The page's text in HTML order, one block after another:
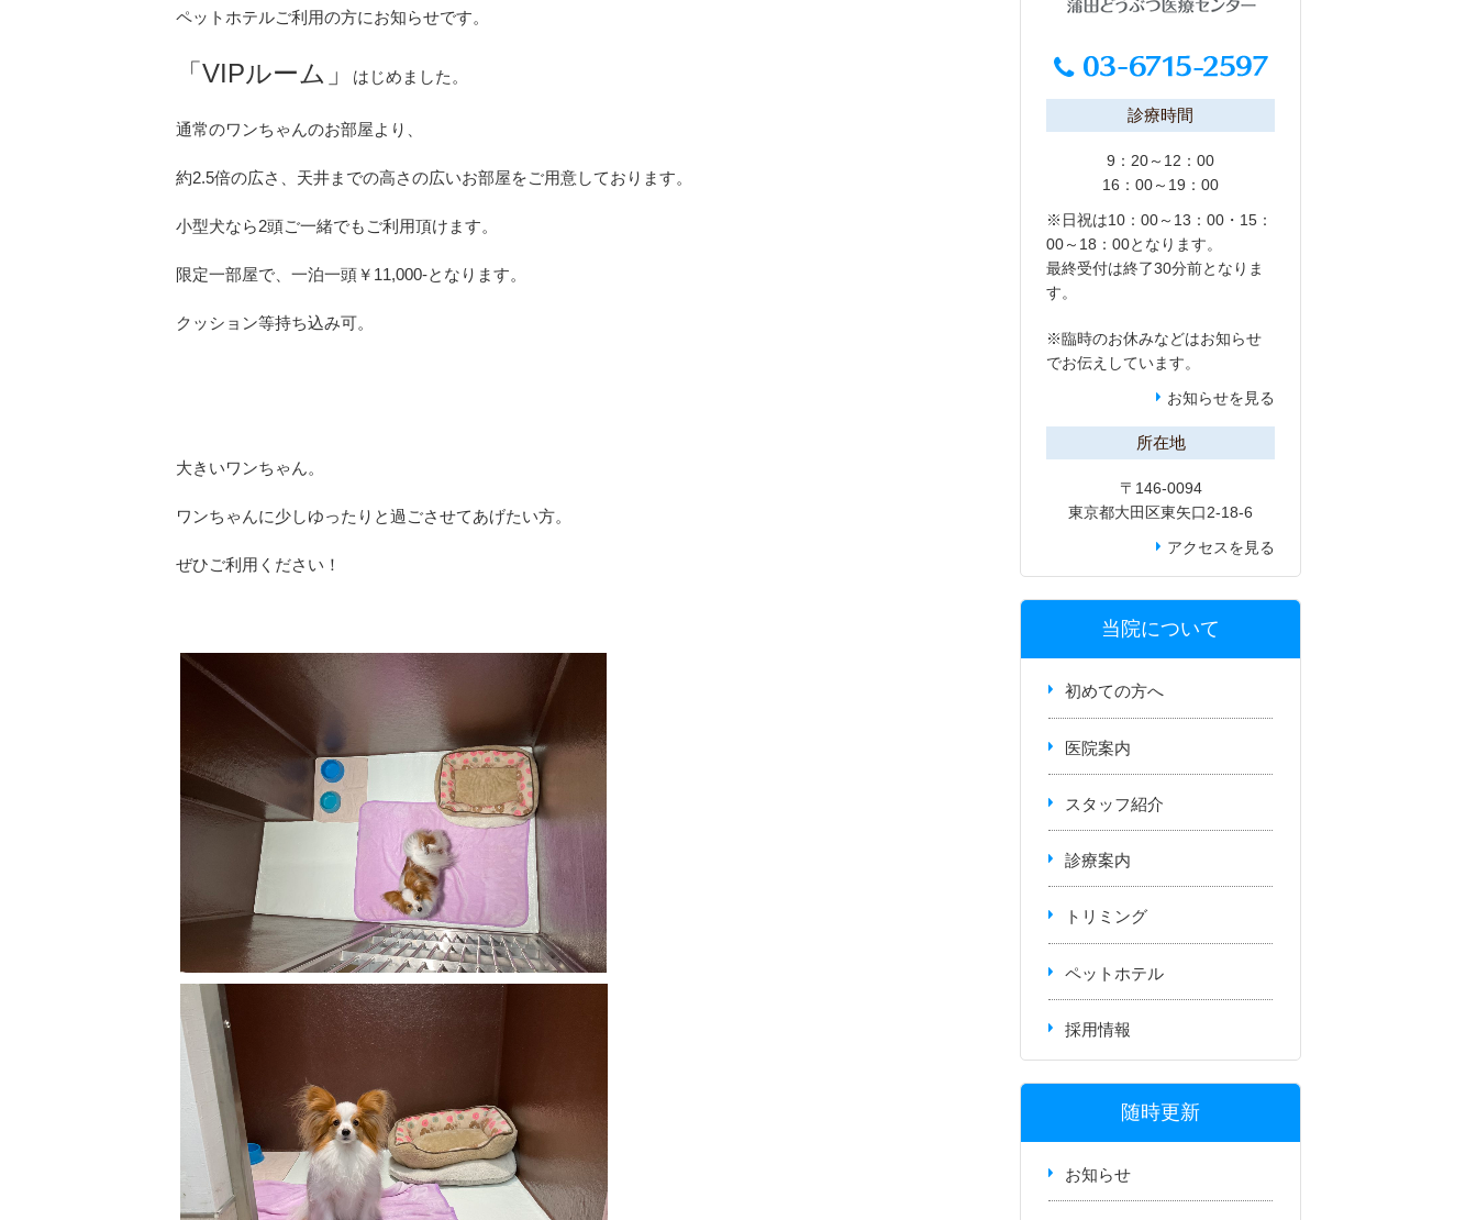
ペットホテルご利用の方にお知らせです。
「VIPルーム」 はじめました。
通常のワンちゃんのお部屋より、
約2.5倍の広さ、天井までの高さの広いお部屋をご用意しております。
小型犬なら2頭ご一緒でもご利用頂けます。
限定一部屋で、一泊一頭￥11,000‐となります。
クッション等持ち込み可。
大きいワンちゃん。
ワンちゃんに少しゆったりと過ごさせてあげたい方。
ぜひご利用ください！
診療時間
9：20～12：00
16：00～19：00
※日祝は10：00～13：00・15：
00～18：00となります。
最終受付は終了30分前となりま
す。
※臨時のお休みなどはお知らせ
でお伝えしています。
お知らせを見る
所在地
〒146-0094
東京都大田区東矢口2-18-6
アクセスを見る
当院について
初めての方へ
医院案内
スタッフ紹介
診療案内
トリミング
ペットホテル
採用情報
随時更新
お知らせ